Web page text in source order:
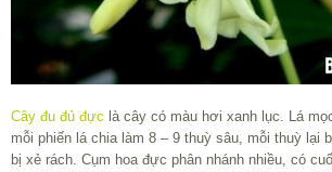
Cây đu đủ đực là cây có màu hơi xanh lục. Lá
mỗi phiến lá chia làm 8 – 9 thuỳ sâu, mỗi thuỳ lại
bị xẻ rách. Cụm hoa đực phân nhánh nhiều, có